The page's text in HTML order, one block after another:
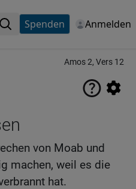
Spenden Anmelden
Amos 2, Vers 12
von Moab und
machen, weil es die
hat.